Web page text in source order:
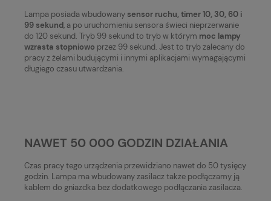
Lampa posiada wbudowany sensor ruchu, timer 10, 30, 60 i
99 sekund, a po uruchomieniu sensora świeci nieprzerwanie
do 120 sekund. Tryb 99 sekund to tryb w którym moc lampy
wzrasta stopniowo przez 99 sekund. Jest to tryb zalecany do
pracy z żelami budującymi i innymi aplikacjami wymagającymi
długiego czasu utwardzania.
NAWET 50 000 GODZIN DZIAŁANIA
Czas pracy tego urządzenia przewidziano nawet do 50 tysięcy
godzin. Lampa ma wbudowany zasilacz także podłączamy ją
kablem do gniazdka bez dodatkowego podłączania zasilacza.